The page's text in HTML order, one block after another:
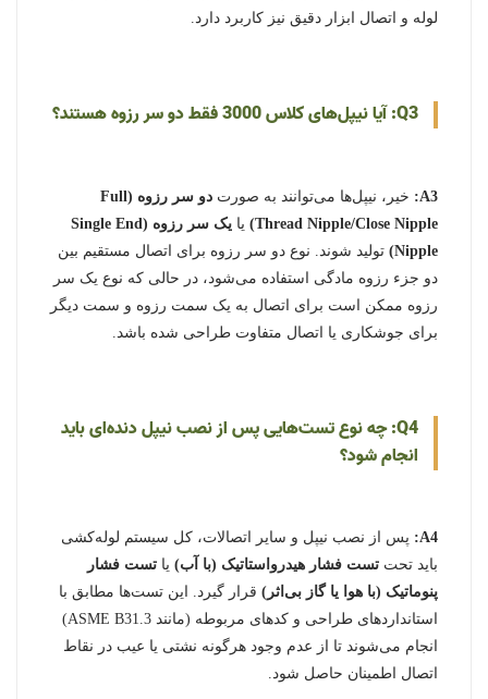
لوله و اتصال ابزار دقیق نیز کاربرد دارد.
Q3: آیا نیپل‌های کلاس 3000 فقط دو سر رزوه هستند؟
A3: خیر، نیپل‌ها می‌توانند به صورت
دو سر رزوه (Full
Thread Nipple/Close Nipple)
یا
یک سر رزوه (Single End
Nipple) تولید شوند. نوع دو سر رزوه برای اتصال مستقیم بین
دو جزء رزوه مادگی استفاده می‌شود، در حالی که نوع یک سر
رزوه ممکن است برای اتصال به یک سمت رزوه و سمت دیگر
برای جوشکاری یا اتصال متفاوت طراحی شده باشد.
Q4: چه نوع تست‌هایی پس از نصب نیپل دنده‌ای باید
انجام شود؟
A4:
پس از نصب نیپل و سایر اتصالات، کل سیستم لوله‌کشی
باید تحت تست فشار هیدرواستاتیک (با آب) یا تست فشار
پنوماتیک (با هوا یا گاز بی‌اثر) قرار گیرد. این تست‌ها مطابق با
استانداردهای طراحی و کدهای مربوطه (مانند ASME B31.3)
انجام می‌شوند تا از عدم وجود هرگونه نشتی یا عیب در نقاط
اتصال اطمینان حاصل شود.